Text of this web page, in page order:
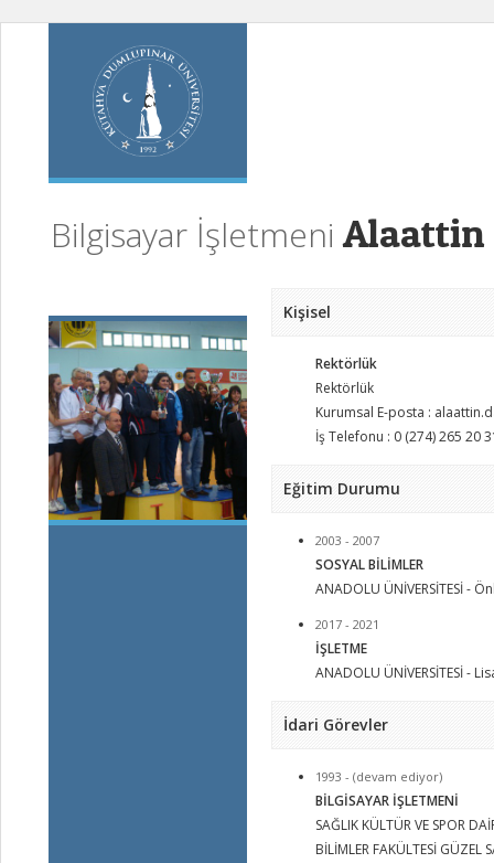
Bilgisayar İşletmeni Alaattin
Kişisel
Rektörlük
Rektörlük
Kurumsal E-posta :
İş Telefonu : 0 (274) 265 20
Eğitim Durumu
2003 - 2007
SOSYAL BİLİMLER
ANADOLU ÜNİVERSİTESİ -
2017 - 2021
İŞLETME
ANADOLU ÜNİVERSİTESİ -
İdari Görevler
1993 - (devam ediyor)
BİLGİSAYAR İŞLETMENİ
SAĞLIK KÜLTÜR VE SPOR
BİLİMLER FAKÜLTESİ GÜZEL